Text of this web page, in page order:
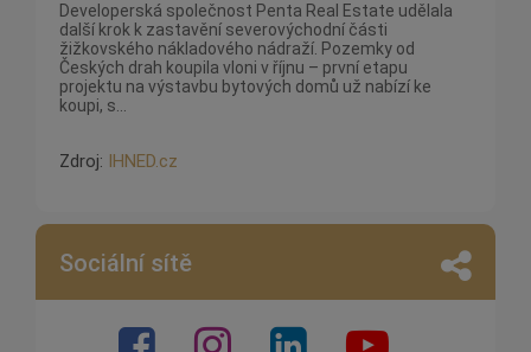
Developerská společnost Penta Real Estate udělala
další krok k zastavění severovýchodní části
žižkovského nákladového nádraží. Pozemky od
Českých drah koupila vloni v říjnu – první etapu
projektu na výstavbu bytových domů už nabízí ke
koupi, s...
Zdroj: IHNED.cz
Sociální sítě